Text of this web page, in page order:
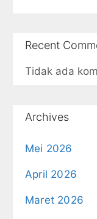
Recent
Tidak ada
Archives
Mei 2026
April 2026
Maret 2026